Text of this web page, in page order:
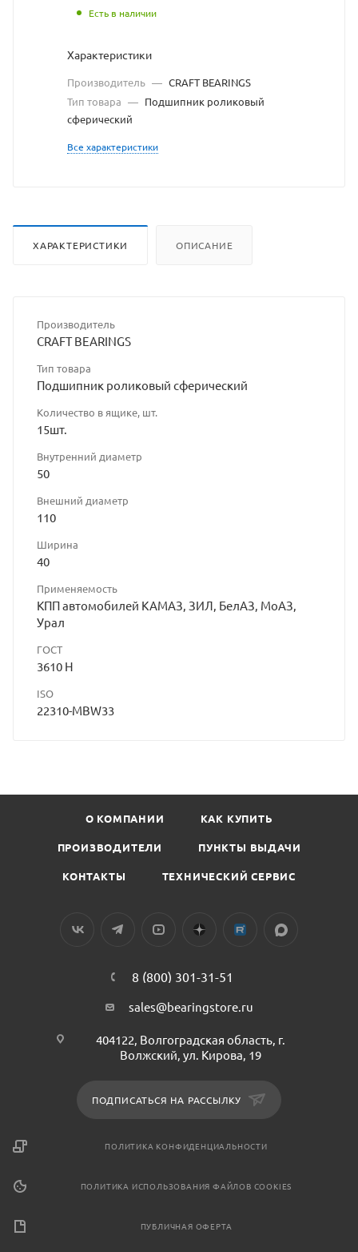
Есть в наличии
Характеристики
Производитель — CRAFT BEARINGS
Тип товара — Подшипник роликовый
сферический
Все характеристики
ХАРАКТЕРИСТИКИ ОПИСАНИЕ
Производитель
CRAFT BEARINGS
Тип товара
Подшипник роликовый сферический
Количество в ящике, шт.
15шт.
Внутренний диаметр
50
Внешний диаметр
110
Ширина
40
Применяемость
КПП автомобилей КАМАЗ, ЗИЛ, БелАЗ, МоАЗ,
Урал
ГОСТ
3610 H
ISO
22310-MBW33
О КОМПАНИИ КАК КУПИТЬ
ПРОИЗВОДИТЕЛИ ПУНКТЫ ВЫДАЧИ
КОНТАКТЫ ТЕХНИЧЕСКИЙ СЕРВИС
8 (800) 301-31-51
sales@bearingstore.ru
404122, Волгоградская область, г.
Волжский, ул. Кирова, 19
ПОДПИСАТЬСЯ НА РАССЫЛКУ
ПОЛИТИКА КОНФИДЕНЦИАЛЬНОСТИ
ПОЛИТИКА ИСПОЛЬЗОВАНИЯ ФАЙЛОВ COOKIES
ПУБЛИЧНАЯ ОФЕРТА